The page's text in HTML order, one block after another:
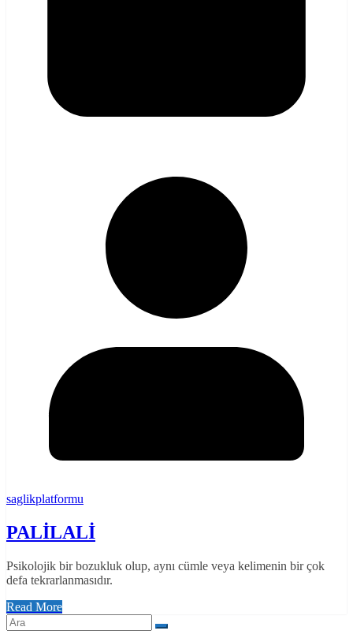
saglikplatformu
PALİLALİ
Psikolojik bir bozukluk olup, aynı cümle veya kelimenin bir çok
defa tekrarlanmasıdır.
Read More